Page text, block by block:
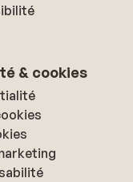
& cookies